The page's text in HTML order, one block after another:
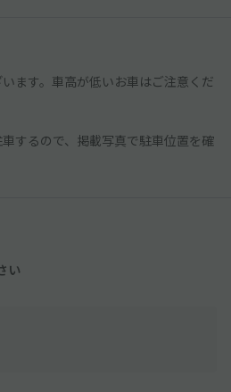
ます。車高が低いお車はご注意くだ
するので、掲載写真で駐車位置を確
い